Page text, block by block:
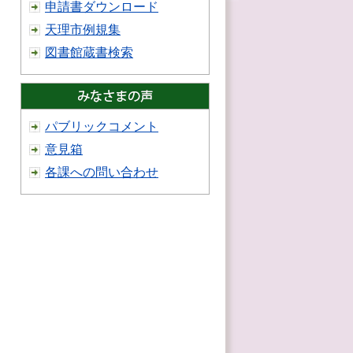
申請書ダウンロード
天理市例規集
図書館蔵書検索
パブリックコメント
意見箱
各課への問い合わせ